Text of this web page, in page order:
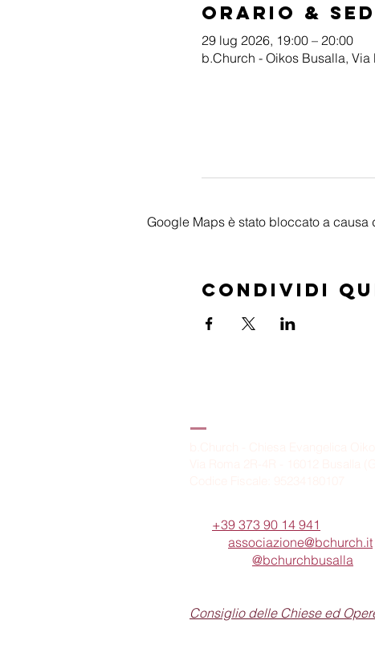
Orario &
29 lug 2026, 19:00 – 20:00
b.Church - Oikos Busalla,
Google Maps è stato bloccato a
Condividi
+39 373 90 14 941
associazione@bchurch.it
@bchurchbusalla
Consiglio delle Chiese ed